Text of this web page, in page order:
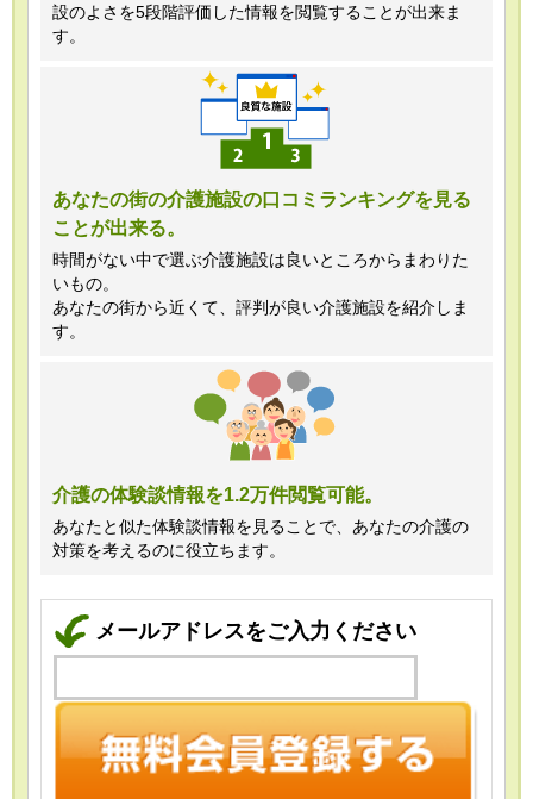
株式会社クリエイターズネクスト個人情
報保護管理者 窪田望
TEL:0120-21-7070
（受付時間 10時～19時 土日祝日除
く・営業のお電話はお断りいたします）
設のよさを5段階評価した情報を閲覧することが出来ま
す。
あなたの街の介護施設の口コミランキングを見る
ことが出来る。
時間がない中で選ぶ介護施設は良いところからまわりた
いもの。
あなたの街から近くて、評判が良い介護施設を紹介しま
す。
介護の体験談情報を1.2万件閲覧可能。
あなたと似た体験談情報を見ることで、あなたの介護の
対策を考えるのに役立ちます。
メールアドレスをご入力ください